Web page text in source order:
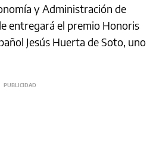
y Administración de
entregará el premio Honoris
Jesús Huerta de Soto, uno